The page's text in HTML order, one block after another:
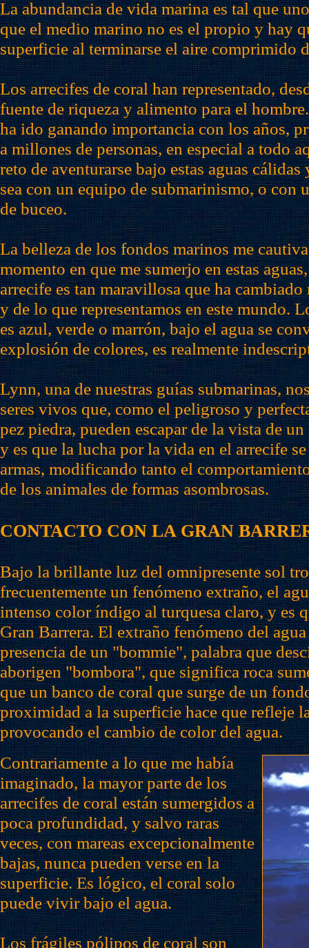
La abundancia de vida marina es tal que
que el medio marino no es el propio y hay
superficie al terminarse el aire comprimido
Los arrecifes de coral han representado,
fuente de riqueza y alimento para el
ha ido ganando importancia con los años,
a millones de personas, en especial a todo
reto de aventurarse bajo estas aguas
sea con un equipo de submarinismo, o con
de buceo.
La belleza de los fondos marinos me
momento en que me sumerjo en estas
arrecife es tan maravillosa que ha
y de lo que representamos en este mundo.
es azul, verde o marrón, bajo el agua se
explosión de colores, es realmente
Lynn, una de nuestras guías submarinas,
seres vivos que, como el peligroso y
pez piedra, pueden escapar de la vista de
y es que la lucha por la vida en el arrecife
armas, modificando tanto el
de los animales de formas asombrosas.
CONTACTO CON LA GRAN
Bajo la brillante luz del omnipresente sol
frecuentemente un fenómeno extraño, el
intenso color índigo al turquesa claro, y es
Gran Barrera. El extraño fenómeno del
presencia de un "bommie", palabra que
aborigen "bombora", que significa roca
que un banco de coral que surge de un
proximidad a la superficie hace que refleje
provocando el cambio de color del agua.
Contrariamente a lo que me había
imaginado, la mayor parte de los
arrecifes de coral están sumergidos a
poca profundidad, y salvo raras
veces, con mareas excepcionalmente
bajas, nunca pueden verse en la
superficie. Es lógico, el coral solo
puede vivir bajo el agua.
Los frágiles pólipos de coral son